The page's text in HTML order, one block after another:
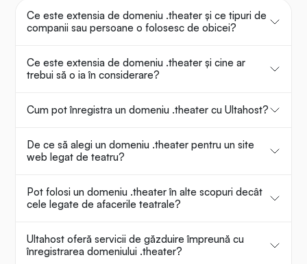
Ce este extensia de domeniu .theater și ce tipuri de
companii sau persoane o folosesc de obicei?
Ce este extensia de domeniu .theater și cine ar
trebui să o ia în considerare?
Cum pot înregistra un domeniu .theater cu Ultahost?
De ce să alegi un domeniu .theater pentru un site
web legat de teatru?
Pot folosi un domeniu .theater în alte scopuri decât
cele legate de afacerile teatrale?
Ultahost oferă servicii de găzduire împreună cu
înregistrarea domeniului .theater?